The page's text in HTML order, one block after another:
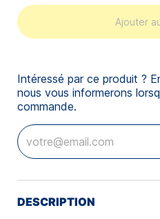
Ajouter
Intéressé par ce produit ?
nous vous informerons
commande.
DESCRIPTION